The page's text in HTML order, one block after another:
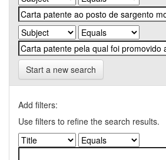
Start a new search
Add filters:
Use filters to refine the search results.